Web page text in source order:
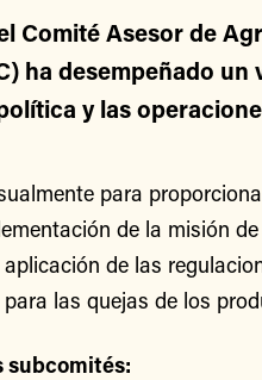
Comité Asesor de
ha desempeñado un
y las
para
de la misión
de las
las quejas de los
subcomités: